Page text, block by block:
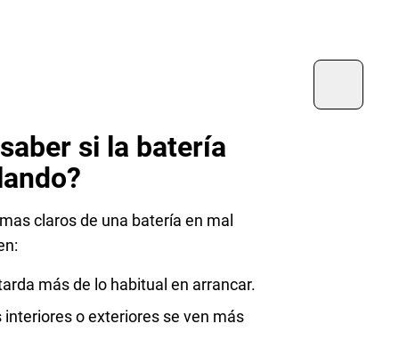
si la batería
claros de una batería en mal
más de lo habitual en arrancar.
interiores o exteriores se ven más